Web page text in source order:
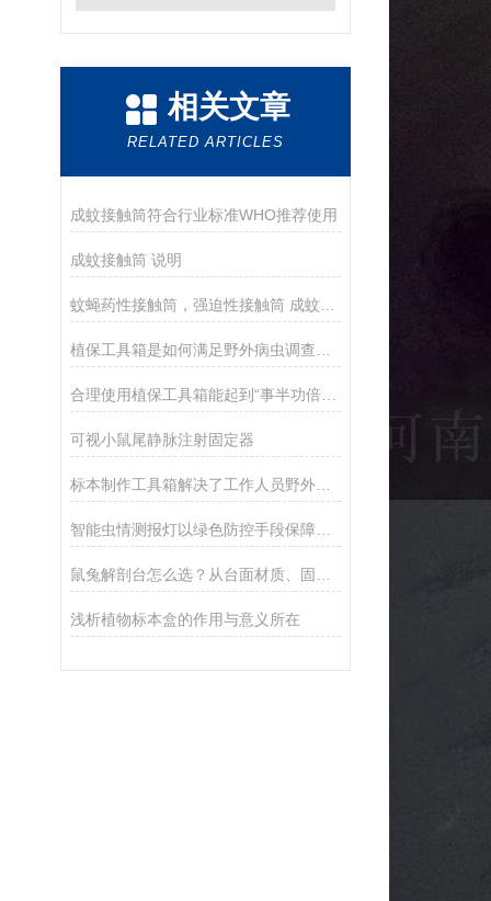
相关文章
RELATED ARTICLES
成蚊接触筒符合行业标准WHO推荐使用
成蚊接触筒 说明
合理使用植保工具箱能起到“事半功倍”的效果
可视小鼠尾静脉注射固定器
标本制作工具箱解决了工作人员野外标本制作燃眉之急
浅析植物标本盒的作用与意义所在